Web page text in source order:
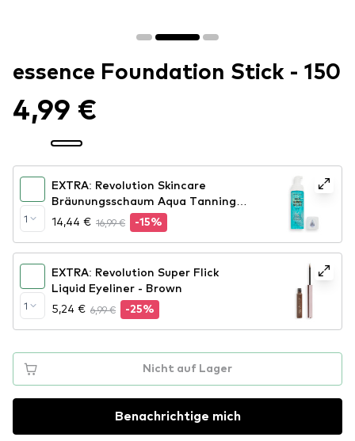
essence Foundation Stick - 150
4,99 €
1
EXTRA: Revolution Skincare
Bräunungsschaum Aqua Tanning
Mousse - Dark
14,44 € 16,99 € -15%
1
EXTRA: Revolution Super Flick
Liquid Eyeliner - Brown
5,24 € 6,99 € -25%
Nicht auf Lager
Benachrichtige mich